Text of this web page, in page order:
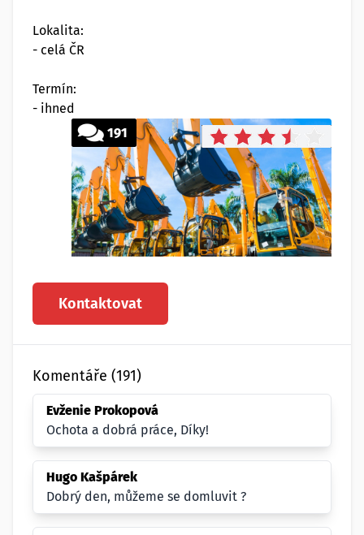
Lokalita:
- celá ČR
Termín:
- ihned
191
Kontaktovat
Komentáře (191)
Evženie Prokopová
Ochota a dobrá práce, Díky!
Hugo Kašpárek
Dobrý den, můžeme se domluvit ?